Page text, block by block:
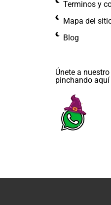
Terminos y
Mapa del
Blog
Únete a
pinchando aquí​